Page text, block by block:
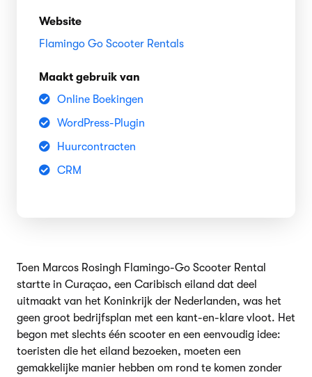
Website
Flamingo Go Scooter Rentals
Maakt gebruik van
Online Boekingen
WordPress-Plugin
Huurcontracten
CRM
Toen Marcos Rosingh Flamingo-Go Scooter Rental
startte in Curaçao, een Caribisch eiland dat deel
uitmaakt van het Koninkrijk der Nederlanden, was het
geen groot bedrijfsplan met een kant-en-klare vloot. Het
begon met slechts één scooter en een eenvoudig idee:
toeristen die het eiland bezoeken, moeten een
gemakkelijke manier hebben om rond te komen zonder